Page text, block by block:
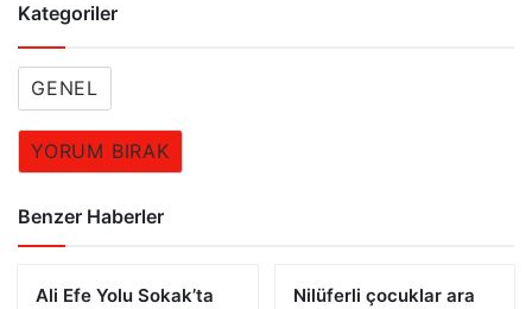
Kategoriler
GENEL
YORUM BIRAK
Benzer Haberler
Ali Efe Yolu Sokak’ta
Nilüferli çocuklar ara